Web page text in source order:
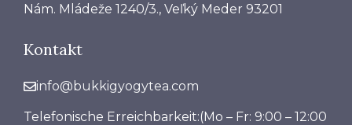
Nám. Mládeže 1240/3., Veľký Meder 93201
Kontakt
info@bukkigyogytea.com
Telefonische Erreichbarkeit:(Mo – Fr: 9:00 – 12:00